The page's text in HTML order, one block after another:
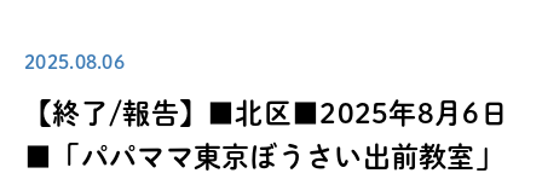
メディア掲載
2025.08.06
【終了/報告】■北区■2025年8月6日
■「パパママ東京ぼうさい出前教室」